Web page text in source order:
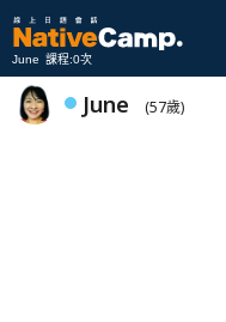
June 課程:0次
June (57歲)